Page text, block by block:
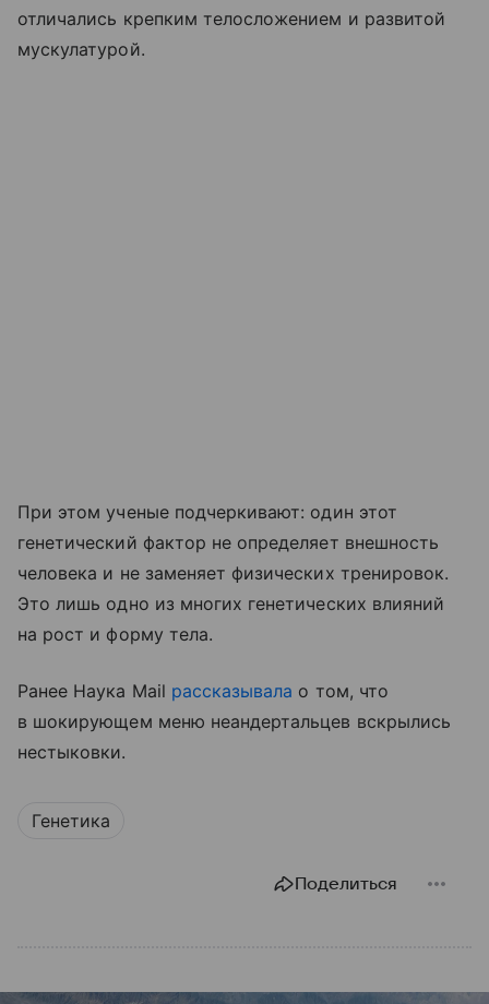
отличались крепким телосложением и развитой
мускулатурой.
При этом ученые подчеркивают: один этот
генетический фактор не определяет внешность
человека и не заменяет физических тренировок.
Это лишь одно из многих генетических влияний
на рост и форму тела.
Ранее Наука Mail рассказывала о том, что
в шокирующем меню неандертальцев вскрылись
нестыковки.
Генетика
Поделиться